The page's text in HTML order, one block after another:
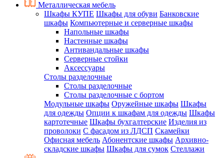
Металлическая мебель
Шкафы КУПЕ Шкафы для обуви Банковские
шкафы Компьютерные и серверные шкафы
Напольные шкафы
Настенные шкафы
Антивандальные шкафы
Серверные стойки
Аксессуары
Столы разделочные
Столы разделочные
Столы разделочные с бортом
Модульные шкафы Оружейные шкафы Шкафы
для одежды Опции к шкафам для одежды Шкафы
картотечные Шкафы бухгалтерские Изделия из
проволоки С фасадом из ЛДСП Скамейки
Офисная мебель Абонентские шкафы Архивно-
складские шкафы Шкафы для сумок Стеллажи